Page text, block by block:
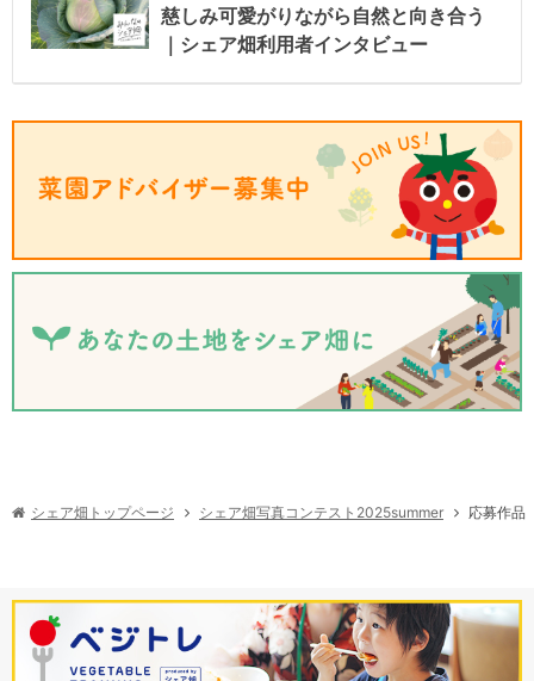
慈しみ可愛がりながら自然と向き合う
｜シェア畑利用者インタビュー
シェア畑トップページ シェア畑写真コンテスト2025summer 応募作品